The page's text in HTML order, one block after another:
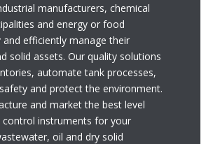
manufacturers, chemical
and energy or food
efficiently manage their
solid assets. Our quality solutions
automate tank processes,
and protect the environment.
and market the best level
control instruments for your
oil and dry solid